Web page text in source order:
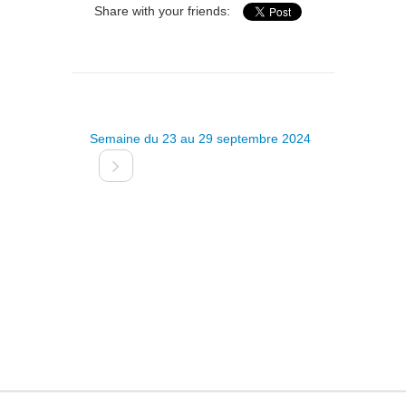
Share with your friends:
Semaine du 23 au 29 septembre 2024